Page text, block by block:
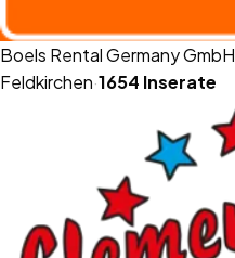
Boels Rental Germany GmbH
Feldkirchen·1654 Inserate